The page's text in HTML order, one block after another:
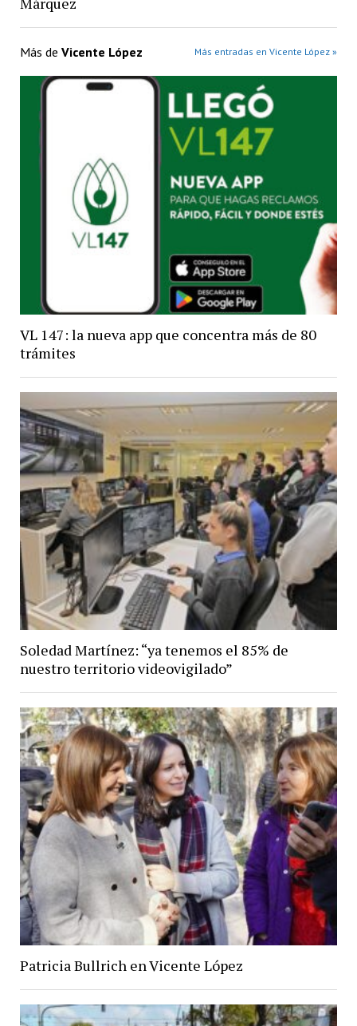
Más de Vicente López Más entradas en Vicente López »
VL 147: la nueva app que concentra más de 80
trámites
Soledad Martínez: “ya tenemos el 85% de
nuestro territorio videovigilado”
Patricia Bullrich en Vicente López